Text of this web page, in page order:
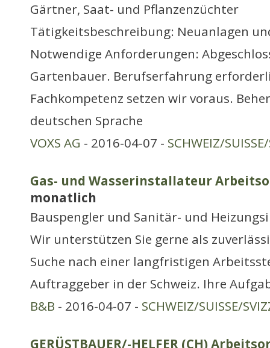
Gärtner, Saat- und Pflanzenzüchter
Tätigkeitsbeschreibung: Neuanlagen
Notwendige Anforderungen:
Gartenbauer. Berufserfahrung
Fachkompetenz setzen wir voraus.
deutschen Sprache
VOXS AG - 2016-04-07 - SCHWEIZ/
Gas- und Wasserinstallateur
monatlich
Bauspengler und Sanitär- und
Wir unterstützen Sie gerne als
Suche nach einer langfristigen
Auftraggeber in der Schweiz. Ihre
B&B - 2016-04-07 - SCHWEIZ/SUISSE/
GERÜSTBAUER/-HELFER (CH)